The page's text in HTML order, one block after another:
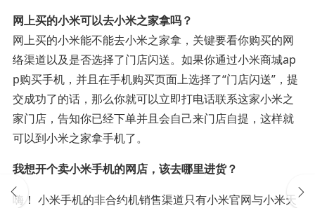
网上买的小米可以去小米之家拿吗？
网上买的小米能不能去小米之家拿，关键要看你购买的网
络渠道以及是否选择了门店闪送。如果你通过小米商城ap
p购买手机，并且在手机购买页面上选择了“门店闪送”，提
交成功了的话，那么你就可以立即打电话联系这家小米之
家门店，告知你已经下单并且会自己来门店自提，这样就
可以到小米之家拿手机了。
我想开个卖小米手机的网店，该去哪里进货？
嗨！ 小米手机的非合约机销售渠道只有小米官网与小米天